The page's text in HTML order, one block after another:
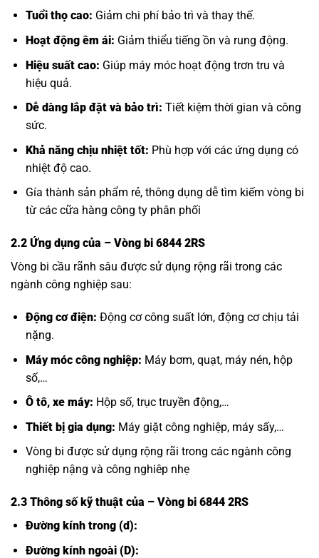
Tuổi thọ cao: Giảm chi phí bảo trì và thay thế.
Hoạt động êm ái: Giảm thiểu tiếng ồn và rung động.
Hiệu suất cao: Giúp máy móc hoạt động trơn tru và
hiệu quả.
Dễ dàng lắp đặt và bảo trì: Tiết kiệm thời gian và công
sức.
Khả năng chịu nhiệt tốt: Phù hợp với các ứng dụng có
nhiệt độ cao.
Gía thành sản phẩm rẻ, thông dụng dễ tìm kiếm vòng bi
từ các cữa hàng công ty phân phối
2.2 Ứng dụng của – Vòng bi 6844 2RS
Vòng bi cầu rãnh sâu được sử dụng rộng rãi trong các
ngành công nghiệp sau:
Động cơ điện: Động cơ công suất lớn, động cơ chịu tải
nặng.
Máy móc công nghiệp: Máy bơm, quạt, máy nén, hộp
số,…
Ô tô, xe máy: Hộp số, trục truyền động,…
Thiết bị gia dụng: Máy giặt công nghiệp, máy sấy,…
Vòng bi được sử dụng rộng rãi trong các ngành công
nghiệp nậng và công nghiêp nhẹ
2.3 Thông số kỹ thuật của – Vòng bi 6844 2RS
Đường kính trong (d):
Đường kính ngoài (D):